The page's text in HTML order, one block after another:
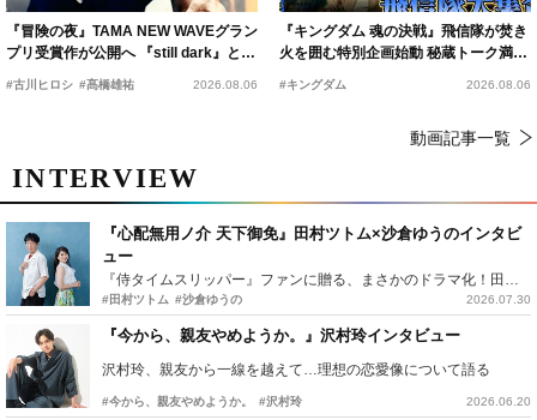
『冒険の夜』TAMA NEW WAVEグラン
プリ受賞作が公開へ 『still dark』と同
時上映決定
#古川ヒロシ #髙橋雄祐 2026.08.06
『キングダム 魂の決戦』飛信隊が焚き
火を囲む特別企画始動 秘蔵トーク満載
の“キングダムキャンプ”開催
#キングダム 2026.08.06
動画記事一覧
INTERVIEW
『心配無用ノ介 天下御免』田村ツトム×沙倉ゆうのインタビ
ュー
『侍タイムスリッパー』ファンに贈る、まさかのドラマ化！田村ツトム×沙倉ゆうのが語る『心配無用ノ介』撮影秘話
#田村ツトム #沙倉ゆうの 2026.07.30
『今から、親友やめようか。』沢村玲インタビュー
沢村玲、親友から一線を越えて…理想の恋愛像について語る
#今から、親友やめようか。 #沢村玲 2026.06.20